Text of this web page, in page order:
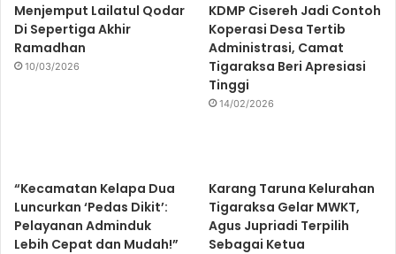
Menjemput Lailatul Qodar
Di Sepertiga Akhir
Ramadhan
10/03/2026
KDMP Cisereh Jadi Contoh
Koperasi Desa Tertib
Administrasi, Camat
Tigaraksa Beri Apresiasi
Tinggi
14/02/2026
“Kecamatan Kelapa Dua
Luncurkan ‘Pedas Dikit’:
Pelayanan Adminduk
Lebih Cepat dan Mudah!”
Karang Taruna Kelurahan
Tigaraksa Gelar MWKT,
Agus Jupriadi Terpilih
Sebagai Ketua